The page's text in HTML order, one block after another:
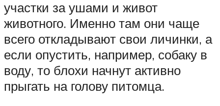
участки за ушами и живот
животного. Именно там они чаще
всего откладывают свои личинки, а
если опустить, например, собаку в
воду, то блохи начнут активно
прыгать на голову питомца.